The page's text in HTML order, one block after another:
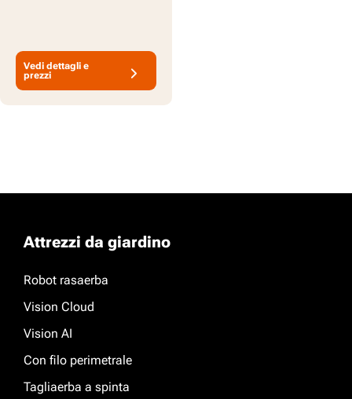
Vedi dettagli e
prezzi
Attrezzi da giardino
Robot rasaerba
Vision Cloud
Vision AI
Con filo perimetrale
Tagliaerba a spinta